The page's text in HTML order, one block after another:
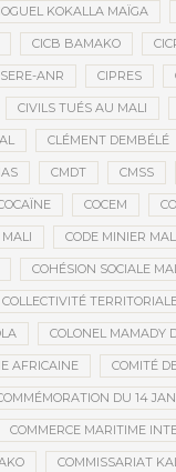
KOKALLA MAÏGA
CICB BAMAKO
ANR CIPRES
CIVILS TUÉS AU MALI
CLÉMENT DEMBÉLÉ
CMDT CMSS
COCEM
CODE MINIER
COHÉSION SOCIALE
COLLECTIVITÉ
COLONEL MAMADY
AFRICAINE COMITÉ
DU 14
COMMERCE MARITIME
COMMISSARIAT